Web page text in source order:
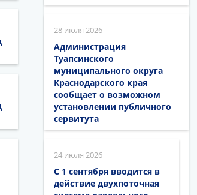
28 июля 2026
Администрация
Туапсинского
муниципального округа
Краснодарского края
сообщает о возможном
установлении публичного
сервитута
24 июля 2026
С 1 сентября вводится в
действие двухпоточная